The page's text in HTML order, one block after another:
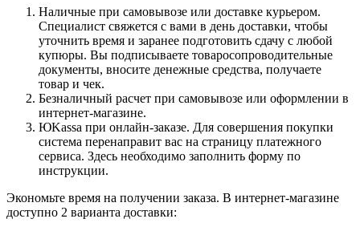
Наличные при самовывозе или доставке курьером.
Специалист свяжется с вами в день доставки, чтобы
уточнить время и заранее подготовить сдачу с любой
купюры. Вы подписываете товаросопроводительные
документы, вносите денежные средства, получаете
товар и чек.
Безналичный расчет при самовывозе или оформлении в
интернет-магазине.
ЮKassa при онлайн-заказе. Для совершения покупки
система перенаправит вас на страницу платежного
сервиса. Здесь необходимо заполнить форму по
инструкции.
Экономьте время на получении заказа. В интернет-магазине
доступно 2 варианта доставки: